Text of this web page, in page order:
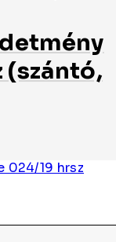
(szántó,
024/19 hrsz